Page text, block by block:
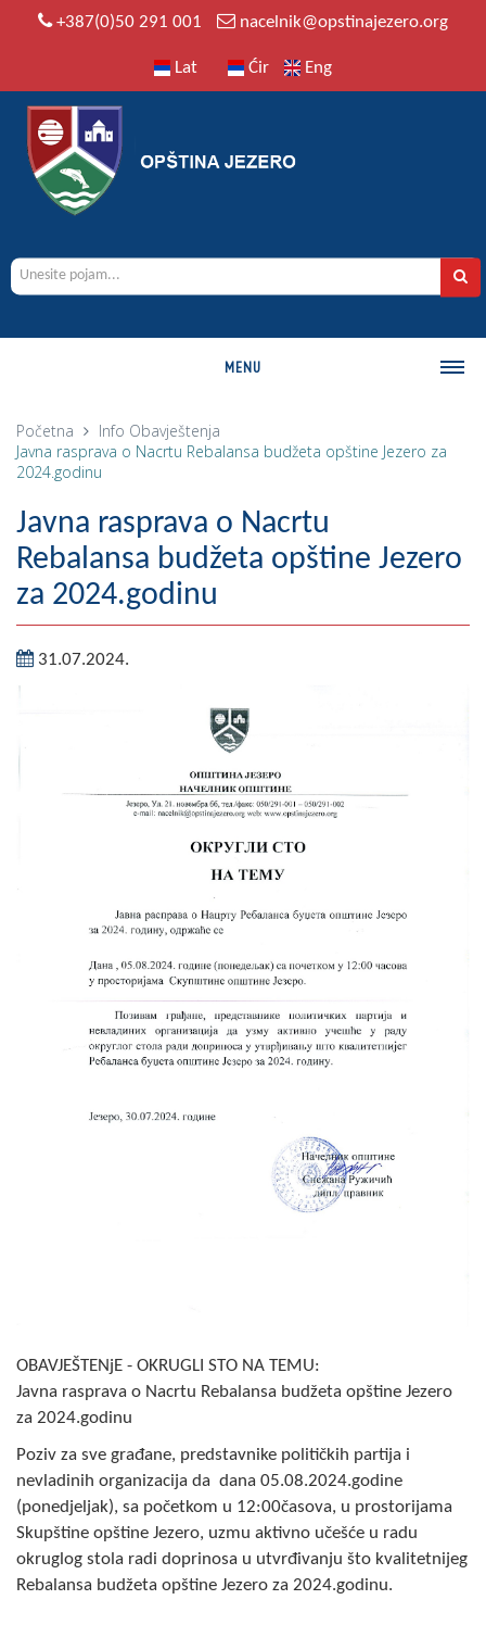
+387(0)50 291 001 nacelnik@opstinajezero.org
Lat Ćir Eng
MENU
O OPŠTINI
Istorija
Geografija
Naseljena mjesta
Zanimljivosti
Fotogalerija
NAČELNIK
Zamjenik načelnika
Izvještaj o radu načelnika
SKUPŠTINA
Skupštinsko vijeće opštine jezero
Sastav Skupštine
OPŠTINSKA UPRAVA
Obavještenja
Zaštita od požara
COVID 19
Geoistraživanja
FINANSIJE
Početna Info Obavještenja
Javna rasprava o Nacrtu Rebalansa budžeta opštine Jezero za
2024.godinu
Javna rasprava o Nacrtu
Rebalansa budžeta opštine Jezero
za 2024.godinu
31.07.2024.
OBAVJEŠTENjE - OKRUGLI STO NA TEMU:
Javna rasprava o Nacrtu Rebalansa budžeta opštine Jezero
za 2024.godinu
Poziv za sve građane, predstavnike političkih partija i
nevladinih organizacija da dana 05.08.2024.godine
(ponedjeljak), sa početkom u 12:00časova, u prostorijama
Skupštine opštine Jezero, uzmu aktivno učešće u radu
okruglog stola radi doprinosa u utvrđivanju što kvalitetnijeg
Rebalansa budžeta opštine Jezero za 2024.godinu.